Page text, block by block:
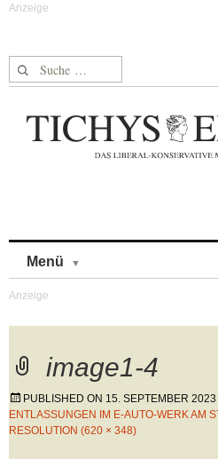
Suche nach:
Menü
image1-4
PUBLISHED ON 15. SEPTEMBER 2023
ENTLASSUNGEN IM E-AUTO-WERK AM
RESOLUTION (620 × 348)